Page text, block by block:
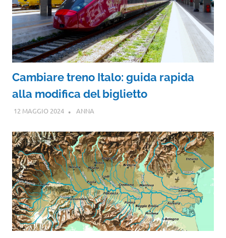
Cambiare treno Italo: guida rapida
alla modifica del biglietto
12 MAGGIO 2024 ANNA